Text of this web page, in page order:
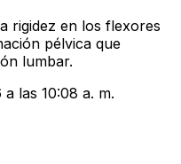
rigidez en los flexores
pélvica que
lumbar.
las 10:08 a. m.